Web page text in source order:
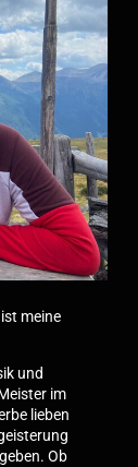
meine
und
im
lieben
Ob